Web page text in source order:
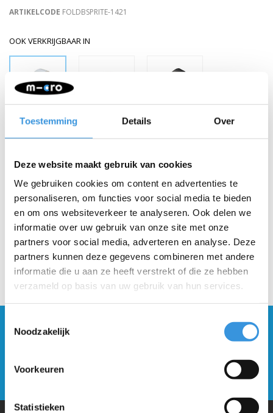
Toestemming Details Over
Deze website maakt gebruik van cookies
We gebruiken cookies om content en advertenties te
personaliseren, om functies voor social media te bieden
en om ons websiteverkeer te analyseren. Ook delen we
informatie over uw gebruik van onze site met onze
partners voor social media, adverteren en analyse. Deze
partners kunnen deze gegevens combineren met andere
informatie die u aan ze heeft verstrekt of die ze hebben
verzameld op basis van uw gebruik van hun services.
Noodzakelijk
Voorkeuren
Statistieken
ARTIKELCODE FOLDBSPRITE-1421
OOK VERKRIJGBAAR IN
Retour binnen 30 dagen
Blijf op de hoogte en schrijf je in voor onze
Verstuur